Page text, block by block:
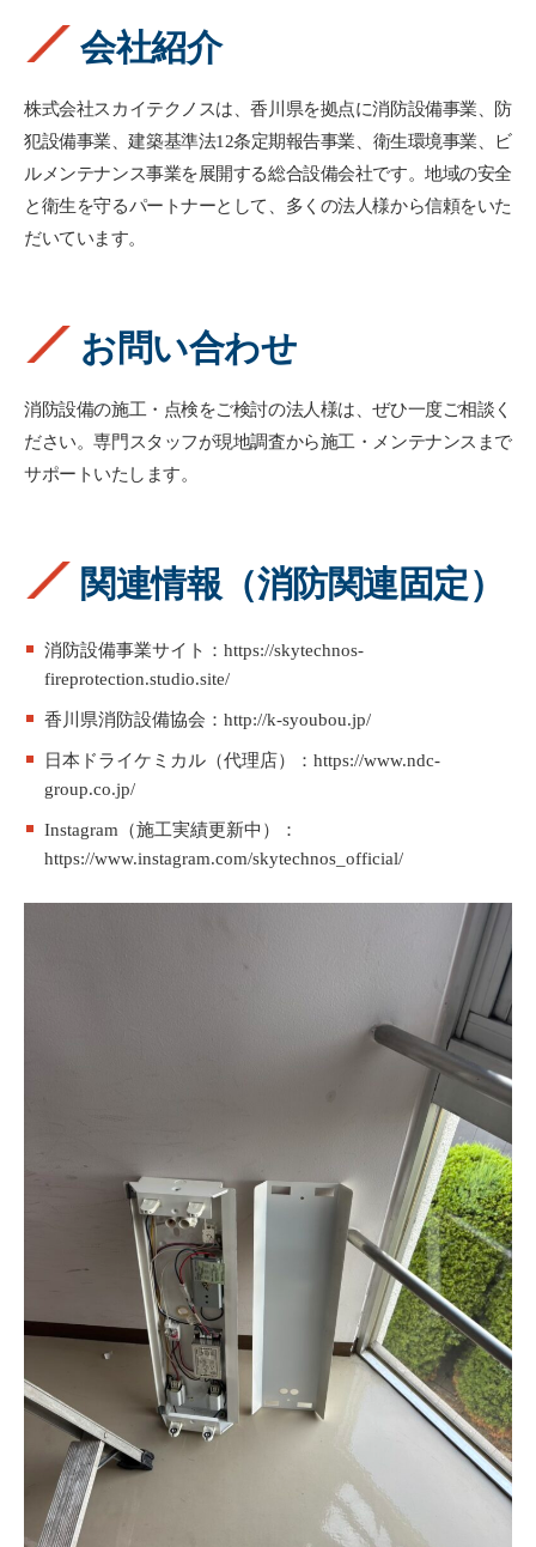
会社紹介
株式会社スカイテクノスは、香川県を拠点に消防設備事業、防
犯設備事業、建築基準法12条定期報告事業、衛生環境事業、ビ
ルメンテナンス事業を展開する総合設備会社です。地域の安全
と衛生を守るパートナーとして、多くの法人様から信頼をいた
だいています。
お問い合わせ
消防設備の施工・点検をご検討の法人様は、ぜひ一度ご相談く
ださい。専門スタッフが現地調査から施工・メンテナンスまで
サポートいたします。
関連情報（消防関連固定）
消防設備事業サイト：https://skytechnos-
fireprotection.studio.site/
香川県消防設備協会：http://k-syoubou.jp/
日本ドライケミカル（代理店）：https://www.ndc-
group.co.jp/
Instagram（施工実績更新中）：
https://www.instagram.com/skytechnos_official/